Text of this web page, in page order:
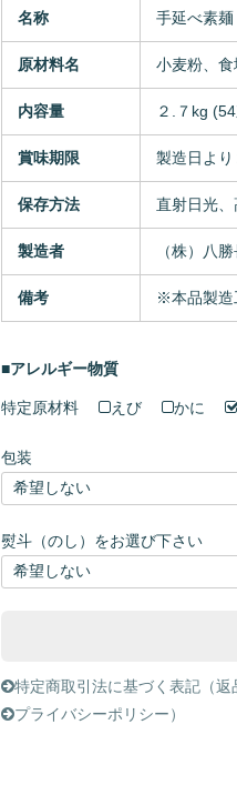
名称 手延べ素麺
原材料名 小麦粉、
内容量 ２.７kg
賞味期限 製造日より
保存方法 直射日光、
製造者 （株）八
備考 ※本品製造
■アレルギー物質
特定原材料 えび かに
包装
熨斗（のし）をお選び下さい
特定商取引法に基づく表記（返
プライバシーポリシー）